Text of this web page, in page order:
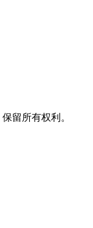
保留所有权利。